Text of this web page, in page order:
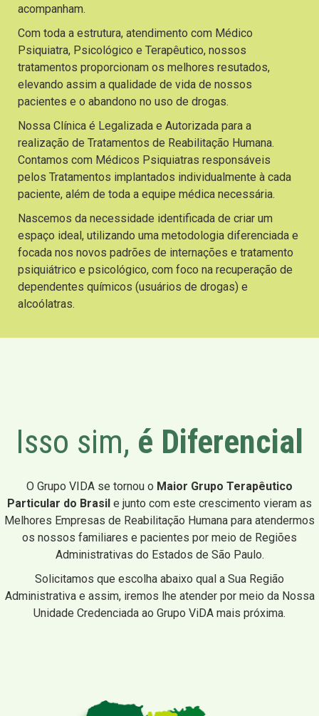
acompanham.
Com toda a estrutura, atendimento com Médico
Psiquiatra, Psicológico e Terapêutico, nossos
tratamentos proporcionam os melhores resutados,
elevando assim a qualidade de vida de nossos
pacientes e o abandono no uso de drogas.
Nossa Clínica é Legalizada e Autorizada para a
realização de Tratamentos de Reabilitação Humana.
Contamos com Médicos Psiquiatras responsáveis
pelos Tratamentos implantados individualmente à cada
paciente, além de toda a equipe médica necessária.
Nascemos da necessidade identificada de criar um
espaço ideal, utilizando uma metodologia diferenciada e
focada nos novos padrões de internações e tratamento
psiquiátrico e psicológico, com foco na recuperação de
dependentes químicos (usuários de drogas) e
alcoólatras.
Isso sim, é Diferencial
O Grupo VIDA se tornou o Maior Grupo Terapêutico
Particular do Brasil e junto com este crescimento vieram as
Melhores Empresas de Reabilitação Humana para atendermos
os nossos familiares e pacientes por meio de Regiões
Administrativas do Estados de São Paulo.
Solicitamos que escolha abaixo qual a Sua Região
Administrativa e assim, iremos lhe atender por meio da Nossa
Unidade Credenciada ao Grupo ViDA mais próxima.